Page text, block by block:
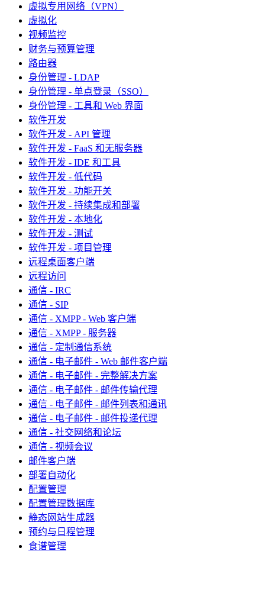
虚拟专用网络（VPN）
虚拟化
视频监控
财务与预算管理
路由器
身份管理 - LDAP
身份管理 - 单点登录（SSO）
身份管理 - 工具和 Web 界面
软件开发
软件开发 - API 管理
软件开发 - FaaS 和无服务器
软件开发 - IDE 和工具
软件开发 - 低代码
软件开发 - 功能开关
软件开发 - 持续集成和部署
软件开发 - 本地化
软件开发 - 测试
软件开发 - 项目管理
远程桌面客户端
远程访问
通信 - IRC
通信 - SIP
通信 - XMPP - Web 客户端
通信 - XMPP - 服务器
通信 - 定制通信系统
通信 - 电子邮件 - Web 邮件客户端
通信 - 电子邮件 - 完整解决方案
通信 - 电子邮件 - 邮件传输代理
通信 - 电子邮件 - 邮件列表和通讯
通信 - 电子邮件 - 邮件投递代理
通信 - 社交网络和论坛
通信 - 视频会议
邮件客户端
部署自动化
配置管理
配置管理数据库
静态网站生成器
预约与日程管理
食谱管理